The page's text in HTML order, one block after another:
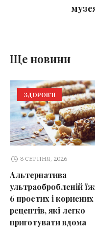
Ще новини
ЗДОРОВ'Я
8 СЕРПНЯ, 2026
Альтернатива
ультраобробленій
6 простих і корисних
рецептів, які легко
приготувати вдома